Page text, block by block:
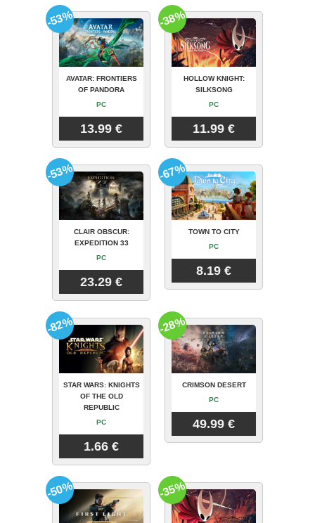
AVATAR: FRONTIERS
OF PANDORA
PC
13.99 €
-53%
HOLLOW KNIGHT:
SILKSONG
PC
11.99 €
-38%
CLAIR OBSCUR:
EXPEDITION 33
PC
23.29 €
-53%
TOWN TO CITY
PC
8.19 €
-67%
STAR WARS: KNIGHTS
OF THE OLD
REPUBLIC
PC
1.66 €
-82%
CRIMSON DESERT
PC
49.99 €
-28%
-50% -35%